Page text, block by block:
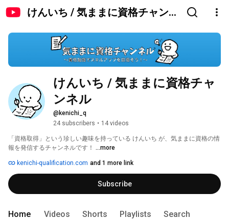
けんいち / 気ままに資格チャンネ
けんいち / 気ままに資格チャ
ンネル
@kenichi_q
24 subscribers • 14 videos
「資格取得」という珍しい趣味を持っている けんいち が、気ままに資格の情
報を発信するチャンネルです！ ...more
kenichi-qualification.com and 1 more link
Subscribe
Home Videos Shorts Playlists Search